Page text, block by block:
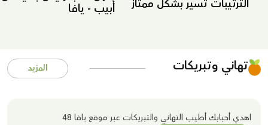
الترتيبات تسير بشكل ممتاز أبيب - يافا
تهاني وتبريكات المزيد
اهدي أحبابك أطيب التهاني والتبريكات عبر موقع يافا 48